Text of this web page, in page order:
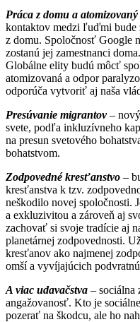
Práca z domu a
kontaktov medzi ľuďmi bude
z domu. Spoločnosť Google
zostanú jej zamestnanci
Globálne elity budú môcť
atomizovaná a odpor
odporúča vytvoriť aj naša
Presúvanie migrantov– nový
svete, podľa inkluzívneho
na presun svetového
bohatstvom.
Zodpovedné kresťanstvo –
kresťanstva k tzv.
neškodilo novej spoločnosti.
a exkluzivitou a zároveň aj
zachovať si svoje tradície aj
planetárnej zodpovednosti.
kresťanov ako najmenej
omší a vyvíjajúcich
A viac udavačstva – sociálna
angažovanosť. Kto je
pozerať na škodcu, ale ho